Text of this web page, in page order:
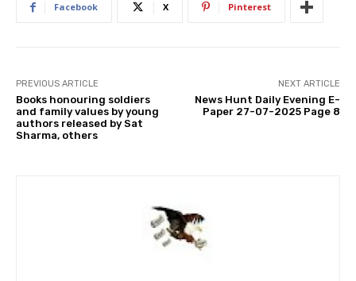
Facebook X Pinterest
PREVIOUS ARTICLE
Books honouring soldiers
and family values by young
authors released by Sat
Sharma, others
NEXT ARTICLE
News Hunt Daily Evening E-
Paper 27-07-2025 Page 8